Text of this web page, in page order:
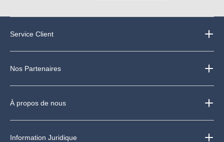
Service Client
Nos Partenaires
À propos de nous
Information Juridique